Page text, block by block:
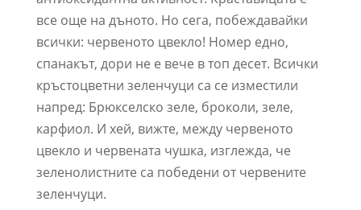
все още на дъното. Но сега, побеждавайки
всички: червеното цвекло! Номер едно,
спанакът, дори не е вече в топ десет. Всички
кръстоцветни зеленчуци са се изместили
напред: Брюкселско зеле, броколи, зеле,
карфиол. И хей, вижте, между червеното
цвекло и червената чушка, изглежда, че
зеленолистните са победени от червените
зеленчуци.